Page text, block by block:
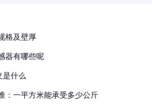
格及壁厚
器有哪些呢
是什么
：一平方米能承受多少公斤